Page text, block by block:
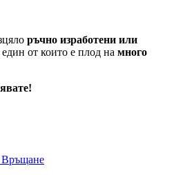
ръчно изработени или
един от които е плод на много
Връщане